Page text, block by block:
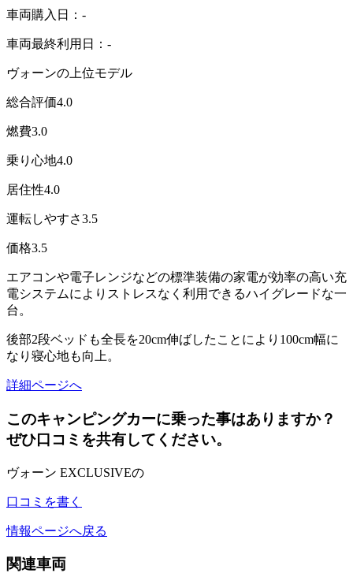
車両購入日：-
車両最終利用日：-
ヴォーンの上位モデル
総合評価4.0
燃費3.0
乗り心地4.0
居住性4.0
運転しやすさ3.5
価格3.5
エアコンや電子レンジなどの標準装備の家電が効率の高い充
電システムによりストレスなく利用できるハイグレードな一
台。
後部2段ベッドも全長を20cm伸ばしたことにより100cm幅に
なり寝心地も向上。
詳細ページへ
このキャンピングカーに乗った事はありますか？
ぜひ口コミを共有してください。
ヴォーン EXCLUSIVEの
口コミを書く
情報ページへ戻る
関連車両